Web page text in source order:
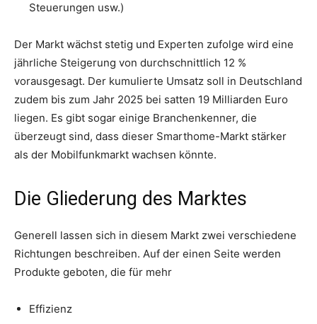
Steuerungen usw.)
Der Markt wächst stetig und Experten zufolge wird eine
jährliche Steigerung von durchschnittlich 12 %
vorausgesagt. Der kumulierte Umsatz soll in Deutschland
zudem bis zum Jahr 2025 bei satten 19 Milliarden Euro
liegen. Es gibt sogar einige Branchenkenner, die
überzeugt sind, dass dieser Smarthome-Markt stärker
als der Mobilfunkmarkt wachsen könnte.
Die Gliederung des Marktes
Generell lassen sich in diesem Markt zwei verschiedene
Richtungen beschreiben. Auf der einen Seite werden
Produkte geboten, die für mehr
Effizienz